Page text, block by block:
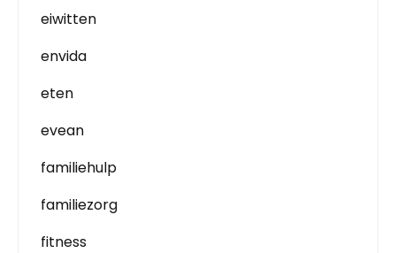
eiwitten
envida
eten
evean
familiehulp
familiezorg
fitness